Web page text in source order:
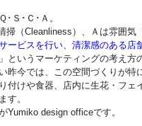
Ｓ･Ｃ･Ａ。
（Cleanliness）、Ａは雰囲気
ービスを行い、清潔感のある店
というマーケティングの考え方
昨今では、この空間づくりが特
付けや食器、店内に生花・フェ
す。
Yumiko design officeです。